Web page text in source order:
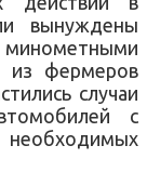
вынуждены
из фермеров
случаи
с